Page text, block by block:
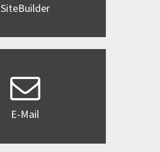
SiteBuilder
E-Mail